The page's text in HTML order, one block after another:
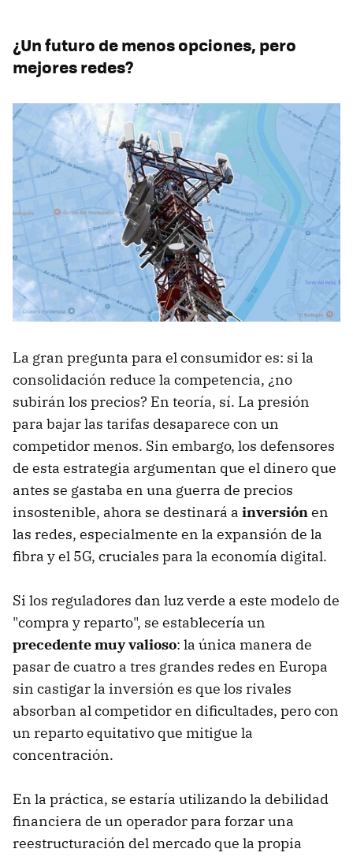
¿Un futuro de menos opciones, pero
mejores redes?
La gran pregunta para el consumidor es: si la
consolidación reduce la competencia, ¿no
subirán los precios? En teoría, sí. La presión
para bajar las tarifas desaparece con un
competidor menos. Sin embargo, los defensores
de esta estrategia argumentan que el dinero que
antes se gastaba en una guerra de precios
insostenible, ahora se destinará a inversiónen
las redes, especialmente en la expansión de la
fibra y el 5G, cruciales para la economía digital.
Si los reguladores dan luz verde a este modelo de
"compra y reparto", se establecería un
precedente muy valioso: la única manera de
pasar de cuatro a tres grandes redes en Europa
sin castigar la inversión es que los rivales
absorban al competidor en dificultades, pero con
un reparto equitativo que mitigue la
concentración.
En la práctica, se estaría utilizando la debilidad
financiera de un operador para forzar una
reestructuración del mercado que la propia